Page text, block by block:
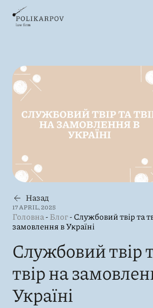
Назад
17 APRIL, 2025
Головна-Блог-Службовий твір та
замовлення в Україні
Службовий твір
твір на
Україні